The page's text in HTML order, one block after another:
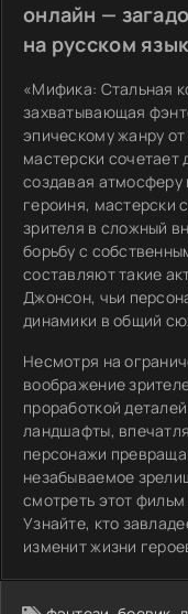
онлайн —
на русском
«Мифика: Стальная
захватывающая
эпическому жанру
мастерски
создавая атмосферу
героиня, мастерски
зрителя в сложный
борьбу с
составляют такие
Джонсон, чьи
динамики в общий
Несмотря на
воображение
проработкой
ландшафты,
персонажи
незабываемое
смотреть этот
Узнайте, кто
изменит жизни